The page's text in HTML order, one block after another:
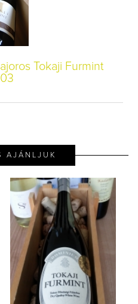
Tokaji Furmint
AJÁNLJUK